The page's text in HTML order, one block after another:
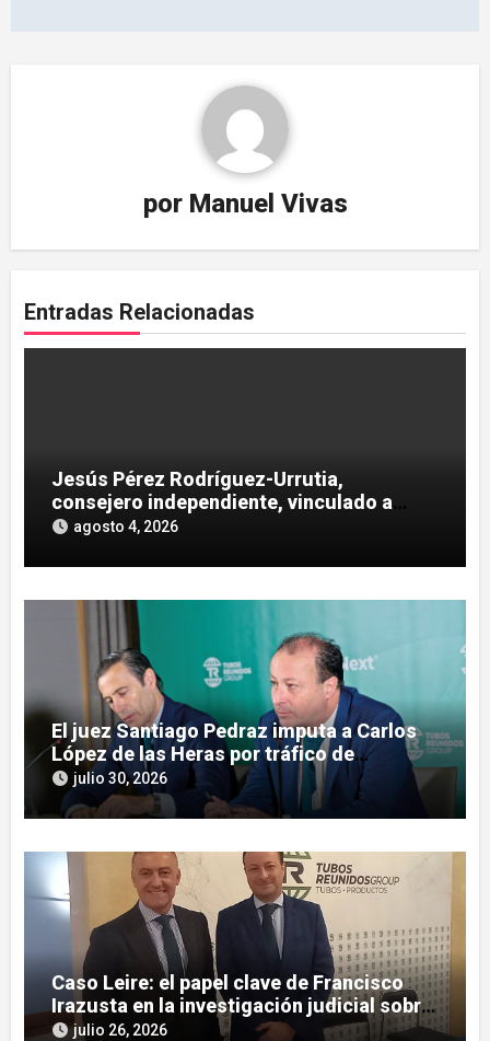
por Manuel Vivas
Entradas Relacionadas
Jesús Pérez Rodríguez-Urrutia,
consejero independiente, vinculado a
maniobras en el rescate de Tubos
agosto 4, 2026
El juez Santiago Pedraz imputa a Carlos
López de las Heras por tráfico de
influencias en el caso Leire
julio 30, 2026
Caso Leire: el papel clave de Francisco
Irazusta en la investigación judicial sobre
Tubos Reunidos
julio 26, 2026